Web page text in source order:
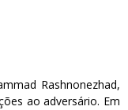
Rashnonezhad,
ao adversário. Em